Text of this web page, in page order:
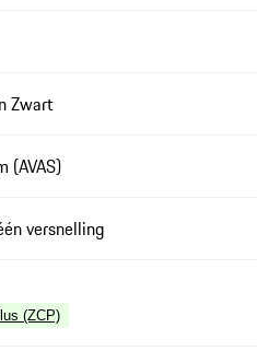
Zwart
(AVAS)
versnelling
(ZCP)